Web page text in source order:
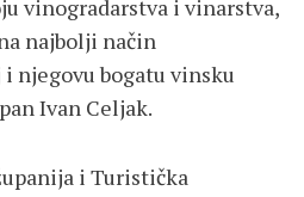
vinogradarstva i vinarstva,
najbolji način
njegovu bogatu vinsku
Ivan Celjak.
i Turistička